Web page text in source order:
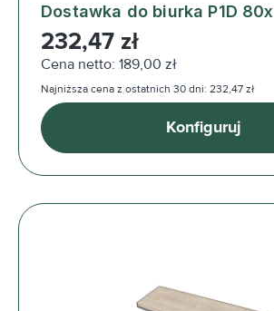
Dostawka do biurka P1D
Cena regularna:
232,47 zł
Cena netto: 189,00 zł
Najniższa cena z ostatnich 30 dni: 232,47 zł
Konfiguruj